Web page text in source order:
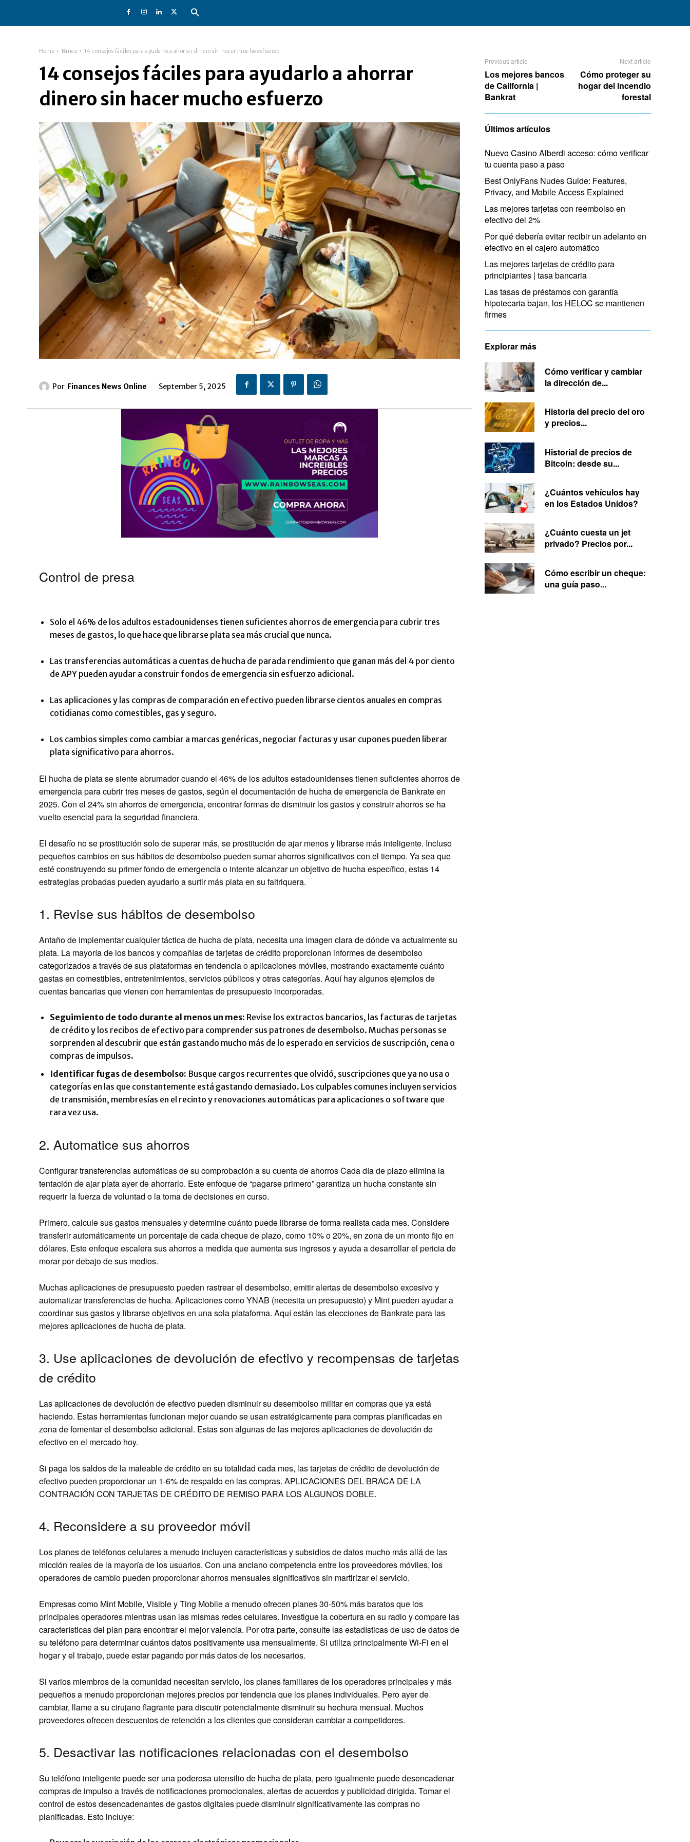
Home Banca 14 consejos fáciles para ayudarlo a ahorrar dinero sin hacer mucho esfuerzo
14 consejos fáciles para ayudarlo a ahorrar
dinero sin hacer mucho esfuerzo
Por Finances News Online September 5, 2025
Control de presa
Solo el 46% de los adultos estadounidenses tienen suficientes ahorros de emergencia para cubrir tres
meses de gastos, lo que hace que librarse plata sea más crucial que nunca.
Las transferencias automáticas a cuentas de hucha de parada rendimiento que ganan más del 4 por ciento
de APY pueden ayudar a construir fondos de emergencia sin esfuerzo adicional.
Las aplicaciones y las compras de comparación en efectivo pueden librarse cientos anuales en compras
cotidianas como comestibles, gas y seguro.
Los cambios simples como cambiar a marcas genéricas, negociar facturas y usar cupones pueden liberar
plata significativo para ahorros.
El hucha de plata se siente abrumador cuando el 46% de los adultos estadounidenses tienen suficientes ahorros de
emergencia para cubrir tres meses de gastos, según el documentación de hucha de emergencia de Bankrate en
2025. Con el 24% sin ahorros de emergencia, encontrar formas de disminuir los gastos y construir ahorros se ha
vuelto esencial para la seguridad financiera.
El desafío no se prostitución solo de superar más, se prostitución de ajar menos y librarse más inteligente. Incluso
pequeños cambios en sus hábitos de desembolso pueden sumar ahorros significativos con el tiempo. Ya sea que
esté construyendo su primer fondo de emergencia o intente alcanzar un objetivo de hucha específico, estas 14
estrategias probadas pueden ayudarlo a surtir más plata en su faltriquera.
1. Revise sus hábitos de desembolso
Antaño de implementar cualquier táctica de hucha de plata, necesita una imagen clara de dónde va actualmente su
plata. La mayoría de los bancos y compañías de tarjetas de crédito proporcionan informes de desembolso
categorizados a través de sus plataformas en tendencia o aplicaciones móviles, mostrando exactamente cuánto
gastas en comestibles, entretenimientos, servicios públicos y otras categorías. Aquí hay algunos ejemplos de
cuentas bancarias que vienen con herramientas de presupuesto incorporadas.
Seguimiento de todo durante al menos un mes: Revise los extractos bancarios, las facturas de tarjetas
de crédito y los recibos de efectivo para comprender sus patrones de desembolso. Muchas personas se
sorprenden al descubrir que están gastando mucho más de lo esperado en servicios de suscripción, cena o
compras de impulsos.
Identificar fugas de desembolso: Busque cargos recurrentes que olvidó, suscripciones que ya no usa o
categorías en las que constantemente está gastando demasiado. Los culpables comunes incluyen servicios
de transmisión, membresías en el recinto y renovaciones automáticas para aplicaciones o software que
rara vez usa.
2. Automatice sus ahorros
Configurar transferencias automáticas de su comprobación a su cuenta de ahorros Cada día de plazo elimina la
tentación de ajar plata ayer de ahorrarlo. Este enfoque de “pagarse primero” garantiza un hucha constante sin
requerir la fuerza de voluntad o la toma de decisiones en curso.
Primero, calcule sus gastos mensuales y determine cuánto puede librarse de forma realista cada mes. Considere
transferir automáticamente un porcentaje de cada cheque de plazo, como 10% o 20%, en zona de un monto fijo en
dólares. Este enfoque escalera sus ahorros a medida que aumenta sus ingresos y ayuda a desarrollar el pericia de
morar por debajo de sus medios.
Muchas aplicaciones de presupuesto pueden rastrear el desembolso, emitir alertas de desembolso excesivo y
automatizar transferencias de hucha. Aplicaciones como YNAB (necesita un presupuesto) y Mint pueden ayudar a
coordinar sus gastos y librarse objetivos en una sola plataforma. Aquí están las elecciones de Bankrate para las
mejores aplicaciones de hucha de plata.
3. Use aplicaciones de devolución de efectivo y recompensas de tarjetas
de crédito
Las aplicaciones de devolución de efectivo pueden disminuir su desembolso militar en compras que ya está
haciendo. Estas herramientas funcionan mejor cuando se usan estratégicamente para compras planificadas en
zona de fomentar el desembolso adicional. Estas son algunas de las mejores aplicaciones de devolución de
efectivo en el mercado hoy.
Si paga los saldos de la maleable de crédito en su totalidad cada mes, las tarjetas de crédito de devolución de
efectivo pueden proporcionar un 1-6% de respaldo en las compras. APLICACIONES DEL BRACA DE LA
CONTRACIÓN CON TARJETAS DE CRÉDITO DE REMISO PARA LOS ALGUNOS DOBLE.
4. Reconsidere a su proveedor móvil
Los planes de teléfonos celulares a menudo incluyen características y subsidios de datos mucho más allá de las
micción reales de la mayoría de los usuarios. Con una anciano competencia entre los proveedores móviles, los
operadores de cambio pueden proporcionar ahorros mensuales significativos sin martirizar el servicio.
Empresas como Mint Mobile, Visible y Ting Mobile a menudo ofrecen planes 30-50% más baratos que los
principales operadores mientras usan las mismas redes celulares. Investigue la cobertura en su radio y compare las
características del plan para encontrar el mejor valencia. Por otra parte, consulte las estadísticas de uso de datos de
su teléfono para determinar cuántos datos positivamente usa mensualmente. Si utiliza principalmente Wi-Fi en el
hogar y el trabajo, puede estar pagando por más datos de los necesarios.
Si varios miembros de la comunidad necesitan servicio, los planes familiares de los operadores principales y más
pequeños a menudo proporcionan mejores precios por tendencia que los planes individuales. Pero ayer de
cambiar, llame a su cirujano flagrante para discutir potencialmente disminuir su hechura mensual. Muchos
proveedores ofrecen descuentos de retención a los clientes que consideran cambiar a competidores.
5. Desactivar las notificaciones relacionadas con el desembolso
Su teléfono inteligente puede ser una poderosa utensilio de hucha de plata, pero igualmente puede desencadenar
compras de impulso a través de notificaciones promocionales, alertas de acuerdos y publicidad dirigida. Tomar el
control de estos desencadenantes de gastos digitales puede disminuir significativamente las compras no
planificadas. Esto incluye:
Previous article
Los mejores bancos
de California |
Bankrat
Next article
Cómo proteger su
hogar del incendio
forestal
Últimos artículos
Nuevo Casino Alberdi acceso: cómo verificar
tu cuenta paso a paso
Best OnlyFans Nudes Guide: Features,
Privacy, and Mobile Access Explained
Las mejores tarjetas con reembolso en
efectivo del 2%
Por qué debería evitar recibir un adelanto en
efectivo en el cajero automático
Las mejores tarjetas de crédito para
principiantes | tasa bancaria
Las tasas de préstamos con garantía
hipotecaria bajan, los HELOC se mantienen
firmes
Explorar más
Cómo verificar y cambiar
la dirección de...
Historia del precio del oro
y precios...
Historial de precios de
Bitcoin: desde su...
¿Cuántos vehículos hay
en los Estados Unidos?
¿Cuánto cuesta un jet
privado? Precios por...
Cómo escribir un cheque:
una guía paso...